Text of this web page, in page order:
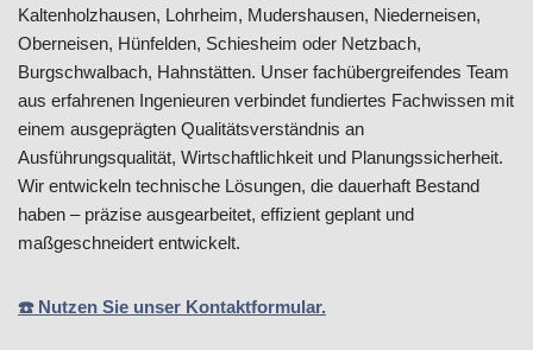
Kaltenholzhausen, Lohrheim, Mudershausen, Niederneisen,
Oberneisen, Hünfelden, Schiesheim oder Netzbach,
Burgschwalbach, Hahnstätten. Unser fachübergreifendes Team
aus erfahrenen Ingenieuren verbindet fundiertes Fachwissen mit
einem ausgeprägten Qualitätsverständnis an
Ausführungsqualität, Wirtschaftlichkeit und Planungssicherheit.
Wir entwickeln technische Lösungen, die dauerhaft Bestand
haben – präzise ausgearbeitet, effizient geplant und
maßgeschneidert entwickelt.
☎️ Nutzen Sie unser Kontaktformular.